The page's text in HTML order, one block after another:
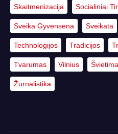
Skaitmenizacija Socialiniai
Sveika Gyvensena Sveikata
Technologijos Tradicijos
Tvarumas Vilnius
Žurnalistika